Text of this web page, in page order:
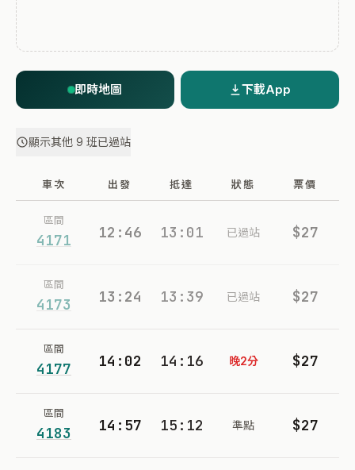
即時地圖 下載App
顯示其他 9 班已過站
車次 出發 抵達 狀態 票價
區間
4171 12:46 13:01 已過站 $27
區間
4173 13:24 13:39 已過站 $27
區間
4177 14:02 14:16 晚2分 $27
區間
4183 14:57 15:12 準點 $27